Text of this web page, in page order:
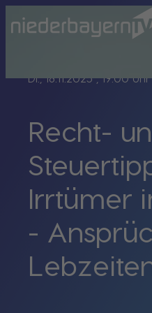
Di., 18.11.2025, 19:00 Uhr
Recht-
Irrtümer
-